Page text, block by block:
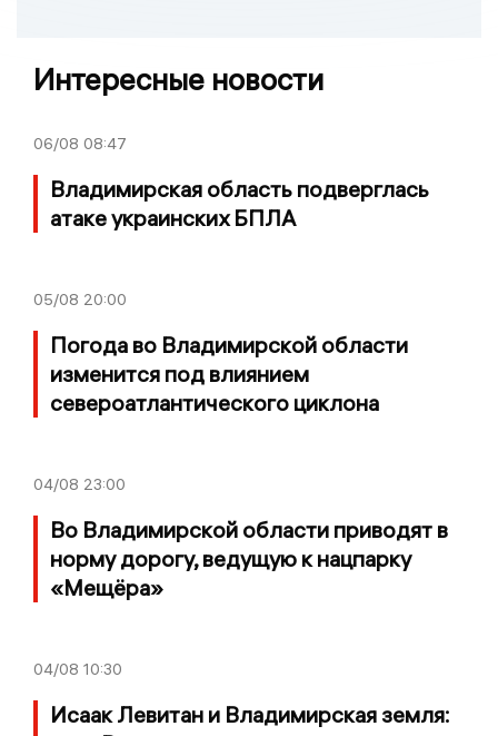
Интересные новости
06/08 08:47
Владимирская область подверглась
атаке украинских БПЛА
05/08 20:00
Погода во Владимирской области
изменится под влиянием
североатлантического циклона
04/08 23:00
Во Владимирской области приводят в
норму дорогу, ведущую к нацпарку
«Мещёра»
04/08 10:30
Исаак Левитан и Владимирская земля: